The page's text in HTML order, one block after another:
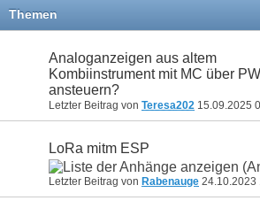
11
Themen
Analoganzeigen aus altem
Kombiinstrument mit MC über
ansteuern?
Letzter Beitrag von Teresa202 15.09.2025
LoRa mitm ESP
Letzter Beitrag von Rabenauge 24.10.2023